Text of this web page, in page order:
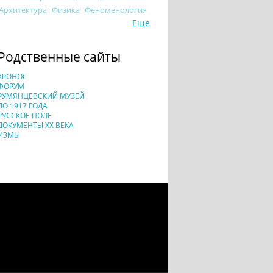
Физика Феноменология
Еще
сайты
МУЗЕЙ
1917 ГОДА
ПОЛЕ
XX ВЕКА